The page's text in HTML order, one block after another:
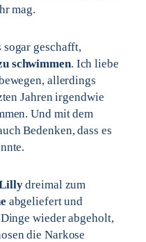
mag.
sogar geschafft,
schwimmen. Ich liebe
allerdings
Jahren irgendwie
Und mit dem
Bedenken, dass es
dreimal zum
abgeliefert und
wieder abgeholt,
die Narkose